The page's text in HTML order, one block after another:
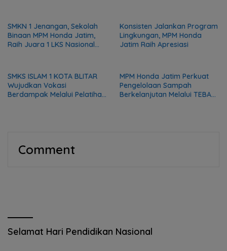
SMKN 1 Jenangan, Sekolah
Binaan MPM Honda Jatim,
Raih Juara 1 LKS Nasional
Konsisten Jalankan Program
Lingkungan, MPM Honda
Jatim Raih Apresiasi
SMKS ISLAM 1 KOTA BLITAR
Wujudkan Vokasi
Berdampak Melalui Pelatihan
MPM Honda Jatim Perkuat
Pengelolaan Sampah
Berkelanjutan Melalui TEBA
Comment
Selamat Hari Pendidikan Nasional